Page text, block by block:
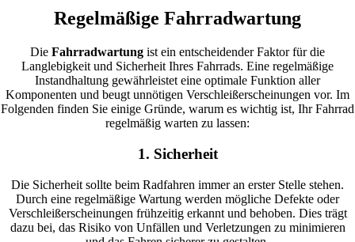
Regelmäßige Fahrradwartung
Die Fahrradwartung ist ein entscheidender Faktor für die
Langlebigkeit und Sicherheit Ihres Fahrrads. Eine regelmäßige
Instandhaltung gewährleistet eine optimale Funktion aller
Komponenten und beugt unnötigen Verschleißerscheinungen vor. Im
Folgenden finden Sie einige Gründe, warum es wichtig ist, Ihr Fahrrad
regelmäßig warten zu lassen:
1. Sicherheit
Die Sicherheit sollte beim Radfahren immer an erster Stelle stehen.
Durch eine regelmäßige Wartung werden mögliche Defekte oder
Verschleißerscheinungen frühzeitig erkannt und behoben. Dies trägt
dazu bei, das Risiko von Unfällen und Verletzungen zu minimieren